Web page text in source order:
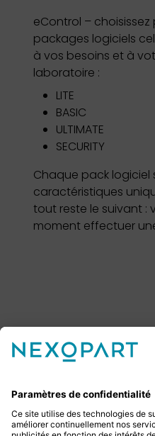
eControl –
packages logiciels
à vos besoins et à
laboratoire :
LITE
BASIC
ULTIMATE
SECURITY
Chaque pack logiciel
caractéristiques
tout reste le suivant :
moment effectuer